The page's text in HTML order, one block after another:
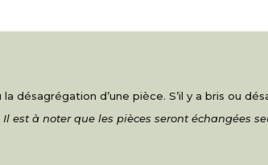
désagrégation d’une pièce. S’il y a bris ou
Il est à noter que les pièces seront échangées